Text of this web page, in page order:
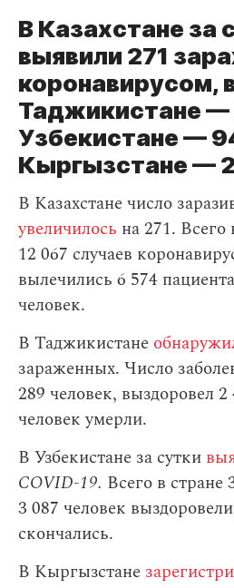
В Казахстане за
выявили 271
коронавирусом,
Таджикистане —
Узбекистане —
Кыргызстане —
В Казахстане число
увеличилось на 271.
12 067 случаев
вылечились 6 574
человек.
В Таджикистане
зараженных. Число
289 человек, выздоровел
человек умерли.
В Узбекистане за сутки
COVID-19. Всего в стране
3 087 человек
скончались.
В Кыргызстане